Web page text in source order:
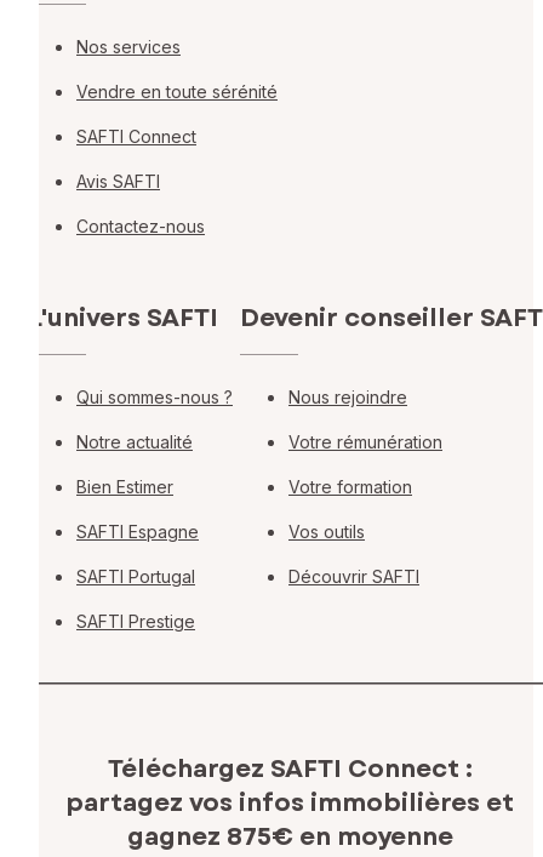
Nos services
Vendre en toute sérénité
SAFTI Connect
Avis SAFTI
Contactez-nous
L'univers SAFTI
Qui sommes-nous ?
Notre actualité
Bien Estimer
SAFTI Espagne
SAFTI Portugal
SAFTI Prestige
Devenir conseiller
Nous rejoindre
Votre rémunération
Votre formation
Vos outils
Découvrir SAFTI
Téléchargez SAFTI Connect :
partagez vos infos immobilières et
gagnez 875€ en moyenne